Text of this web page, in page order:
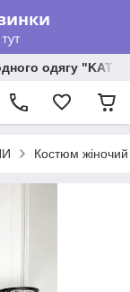
одягу
Костюм жіночий